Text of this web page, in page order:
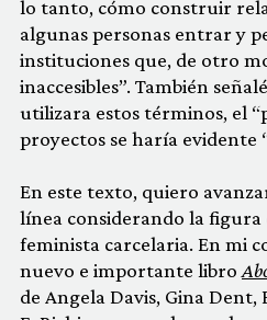
lo tanto, cómo construir
algunas personas entrar y
instituciones que, de otro
inaccesibles”. También
utilizara estos términos, el
proyectos se haría evidente
En este texto, quiero
línea considerando la figura
feminista carcelaria. En mi
nuevo e importante libro
de Angela Davis, Gina Dent,